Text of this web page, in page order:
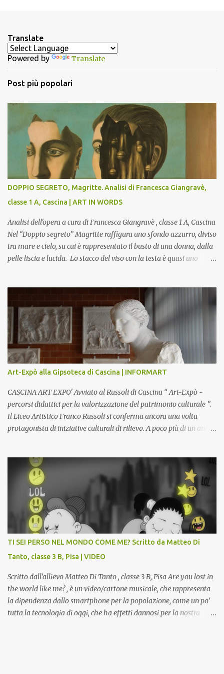
t
i
Translate
Powered by Translate
Post più popolari
DOPPIO SEGRETO, Magritte. Analisi di Francesca Giangravè,
classe 1 A, Cascina | ART IN WORDS
Analisi dell'opera a cura di Francesca Giangravè , classe 1 A, Cascina
Nel “Doppio segreto” Magritte raffigura uno sfondo azzurro, diviso
tra mare e cielo, su cui è rappresentato il busto di una donna, dalla
pelle liscia e lucida. Lo stacco del viso con la testa è quasi uno
un motivo che Magritte propone frequentemente nelle sue opere,
che in questo caso assumono un aspetto minaccioso, come se si
trattasse di un qualcosa di malinconico, sia per il colore che per la
consistenza del materiale. L’enigma che reca l’immagine, un volto
staccato, con uno sguardo fisso, il cui non si capisce se esso è un
uomo una donna, con l’espressione rigida. Magritte, il maestro
dello straniamento della visione, costruisce un’immagine tanto
meticolosa e nitida quanto assurda e inquietante. Uno
sdoppiamento del soggetto come spesso a...
Art-Expò alla Gipsoteca di Cascina | INFORMART
CASCINA ART EXPO' Avviato al Russoli di Cascina “ Art-Expò -
percorsi didattici per la valorizzazione del patrimonio culturale ”.
Il Liceo Artistico Franco Russoli si conferma ancora una volta
protagonista di iniziative culturali di rilievo. A poco più di un anno
valorizzazione del patrimonio storico artistico dell’ex Istituto
d’Arte, finanziato dal Miur a valere sui Bandi PON, che trasformerà
la Gipsoteca in un laboratorio didattico.Venti ragazzi del Liceo
potranno studiare e riscoprire: i Gessi storici dell’ex-Istituto d’Arte,
attualmente musealizzati nella Gipsoteca della Biblioteca
Comunale "Peppino Impastato" di Cascina. Quadri, disegni,
progetti di arredamento e di mobili, intarsi ed intagli lignei
da allievi e studenti dell’Istituto d’Arte durante il...
TI SEI PERSO NEL MONDO COME ME? Scritto da Matteo Di
Tanto, classe 3 B, Pisa | VIDEO
Scritto dall’allievo Matteo Di Tanto , classe 3 B, Pisa Are you lost in
the world like me? , è un video/cartone musicale, che rappresenta
la dipendenza dallo smartphone per la popolazione, come un po’
tutta la tecnologia di oggi, che ha effetti dannosi per la nostra